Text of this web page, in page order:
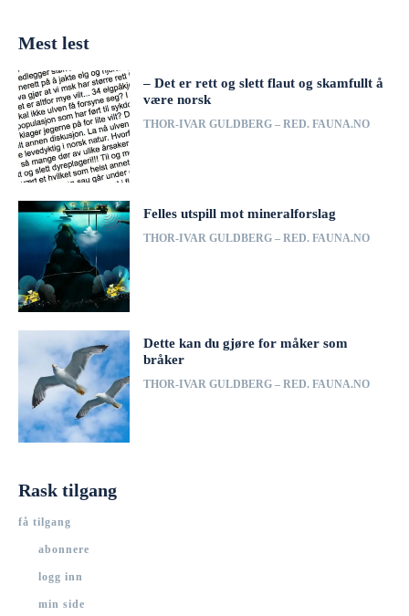
Mest lest
– Det er rett og slett flaut og skamfullt å
være norsk
THOR-IVAR GULDBERG – RED. FAUNA.NO
Felles utspill mot mineralforslag
THOR-IVAR GULDBERG – RED. FAUNA.NO
Dette kan du gjøre for måker som
bråker
THOR-IVAR GULDBERG – RED. FAUNA.NO
Rask tilgang
få tilgang
abonnere
logg inn
min side